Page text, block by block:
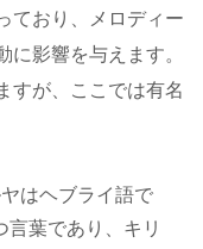
ており、メロディー
影響を与えます。
すが、ここでは有名
はヘブライ語で
言葉であり、キリ